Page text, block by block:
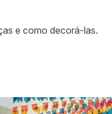
e como decorá-las.